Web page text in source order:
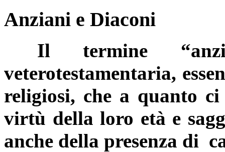
Anziani e Diaconi
Il termine
veterotestamentaria,
religiosi, che a quanto
virtù della loro età e
anche della presenza di